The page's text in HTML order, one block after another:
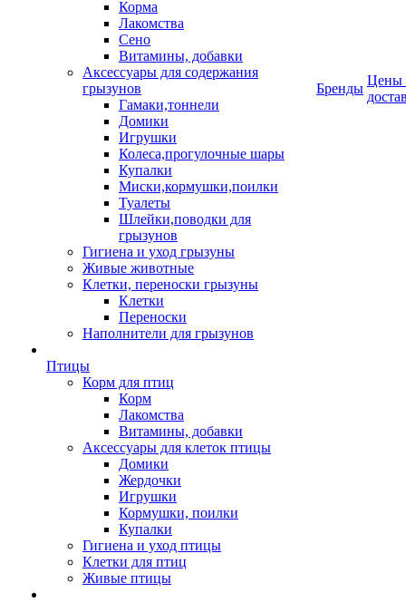
Корма
Лакомства
Сено
Витамины, добавки
Аксессуары для содержания
грызунов
Гамаки,тоннели
Домики
Игрушки
Колеса,прогулочные шары
Купалки
Миски,кормушки,поилки
Туалеты
Шлейки,поводки для
грызунов
Гигиена и уход грызуны
Живые животные
Клетки, переноски грызуны
Клетки
Переноски
Наполнители для грызунов
Птицы
Корм для птиц
Корм
Лакомства
Витамины, добавки
Аксессуары для клеток птицы
Домики
Жердочки
Игрушки
Кормушки, поилки
Купалки
Гигиена и уход птицы
Клетки для птиц
Живые птицы
Бренды
Цены